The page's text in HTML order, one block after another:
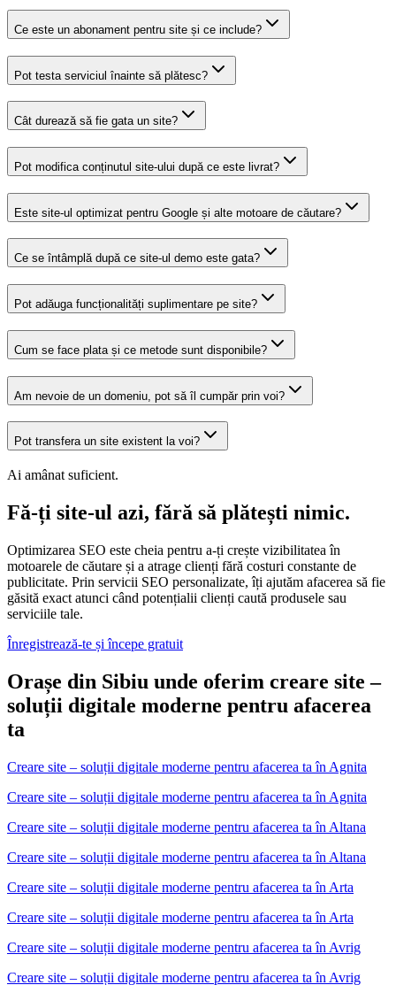
Ce este un abonament pentru site și ce include?
Pot testa serviciul înainte să plătesc?
Cât durează să fie gata un site?
Pot modifica conținutul site-ului după ce este livrat?
Este site-ul optimizat pentru Google și alte motoare de căutare?
Ce se întâmplă după ce site-ul demo este gata?
Pot adăuga funcționalități suplimentare pe site?
Cum se face plata și ce metode sunt disponibile?
Am nevoie de un domeniu, pot să îl cumpăr prin voi?
Pot transfera un site existent la voi?
Ai amânat suficient.
Fă-ți site-ul azi, fără să plătești nimic.
Optimizarea SEO este cheia pentru a-ți crește vizibilitatea în
motoarele de căutare și a atrage clienți fără costuri constante de
publicitate. Prin servicii SEO personalizate, îți ajutăm afacerea să fie
găsită exact atunci când potențialii clienți caută produsele sau
serviciile tale.
Înregistrează-te și începe gratuit
Orașe din Sibiu unde oferim creare site –
soluții digitale moderne pentru afacerea
ta
Creare site – soluții digitale moderne pentru afacerea ta în Agnita
Creare site – soluții digitale moderne pentru afacerea ta în Agnita
Creare site – soluții digitale moderne pentru afacerea ta în Altana
Creare site – soluții digitale moderne pentru afacerea ta în Altana
Creare site – soluții digitale moderne pentru afacerea ta în Arta
Creare site – soluții digitale moderne pentru afacerea ta în Arta
Creare site – soluții digitale moderne pentru afacerea ta în Avrig
Creare site – soluții digitale moderne pentru afacerea ta în Avrig